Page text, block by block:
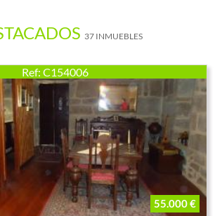
37 INMUEBLES
Ref: C154006
55.000 €